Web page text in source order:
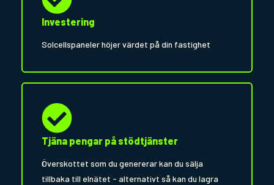
Investering
Solcellspaneler höjer värdet på din fastighet
Tjäna pengar på stödtjänster
Överskottet som du genererar kan du sälja
tillbaka till elnätet - alternativt så kan du lagra